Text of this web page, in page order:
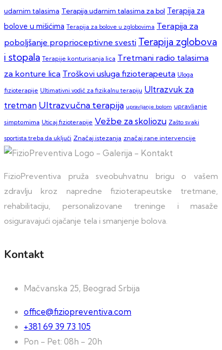
udarnim talasima Terapija udarnim talasima za bol Terapija za
bolove u mišićima Terapija za bolove u zglobovima Terapija za
poboljšanje proprioceptivne svesti Terapija zglobova
i stopala Terapije konturisanja lica Tretmani radio talasima
za konture lica Troškovi usluga fizioterapeuta Uloga
fizioterapije Ultimativni vodič za fizikalnu terapiju Ultrazvuk za
tretman Ultrazvučna terapija upravljanje bolom upravljanje
simptomima Uticaj fizioterapije Vežbe za skoliozu Zašto svaki
sportista treba da uključi Značaj istezanja značaj rane intervencije
FizioPreventiva pruža sveobuhvatnu brigu o vašem
zdravlju kroz napredne fizioterapeutske tretmane,
rehabilitaciju, personalizovane treninge i masaže
osiguravajući ojačanje tela i smanjenje bolova.
Kontakt
Mačvanska 25, Beograd Srbija
office@fiziopreventiva.com
+381 69 39 73 105
Pon - Pet: 08h - 20h